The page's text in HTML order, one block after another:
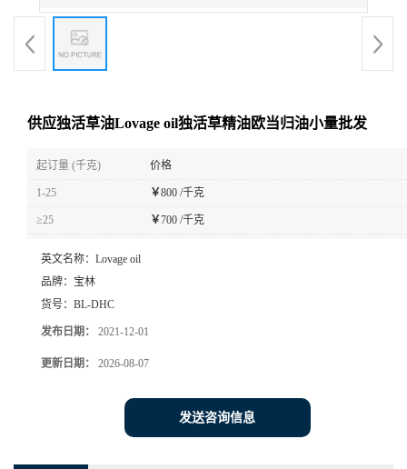
供应独活草油Lovage oil独活草精油欧当归油小量批发
起订量 (千克) 价格
1-25 ￥800 /千克
≥25 ￥700 /千克
英文名称： Lovage oil
品牌： 宝林
货号： BL-DHC
发布日期： 2021-12-01
更新日期： 2026-08-07
发送咨询信息